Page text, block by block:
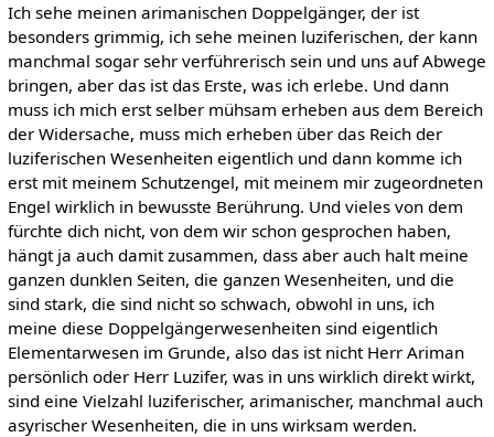
Ich sehe meinen arimanischen Doppelgänger, der ist
besonders grimmig, ich sehe meinen luziferischen, der kann
manchmal sogar sehr verführerisch sein und uns auf Abwege
bringen, aber das ist das Erste, was ich erlebe. Und dann
muss ich mich erst selber mühsam erheben aus dem Bereich
der Widersache, muss mich erheben über das Reich der
luziferischen Wesenheiten eigentlich und dann komme ich
erst mit meinem Schutzengel, mit meinem mir zugeordneten
Engel wirklich in bewusste Berührung. Und vieles von dem
fürchte dich nicht, von dem wir schon gesprochen haben,
hängt ja auch damit zusammen, dass aber auch halt meine
ganzen dunklen Seiten, die ganzen Wesenheiten, und die
sind stark, die sind nicht so schwach, obwohl in uns, ich
meine diese Doppelgängerwesenheiten sind eigentlich
Elementarwesen im Grunde, also das ist nicht Herr Ariman
persönlich oder Herr Luzifer, was in uns wirklich direkt wirkt,
sind eine Vielzahl luziferischer, arimanischer, manchmal auch
asyrischer Wesenheiten, die in uns wirksam werden.